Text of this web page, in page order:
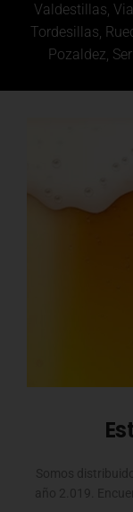
Valdestillas,
Tordesillas,
Pozaldez,